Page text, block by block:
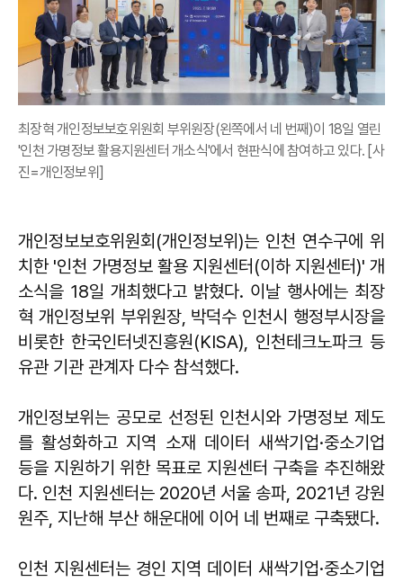
최장혁 개인정보보호위원회 부위원장(왼쪽에서 네 번째)이 18일 열린
'인천 가명정보 활용지원센터 개소식'에서 현판식에 참여하고 있다. [사
진=개인정보위]
개인정보보호위원회(개인정보위)는 인천 연수구에 위
치한 '인천 가명정보 활용 지원센터(이하 지원센터)' 개
소식을 18일 개최했다고 밝혔다. 이날 행사에는 최장
혁 개인정보위 부위원장, 박덕수 인천시 행정부시장을
비롯한 한국인터넷진흥원(KISA), 인천테크노파크 등
유관 기관 관계자 다수 참석했다.
개인정보위는 공모로 선정된 인천시와 가명정보 제도
를 활성화하고 지역 소재 데이터 새싹기업·중소기업
등을 지원하기 위한 목표로 지원센터 구축을 추진해왔
다. 인천 지원센터는 2020년 서울 송파, 2021년 강원
원주, 지난해 부산 해운대에 이어 네 번째로 구축됐다.
인천 지원센터는 경인 지역 데이터 새싹기업·중소기업